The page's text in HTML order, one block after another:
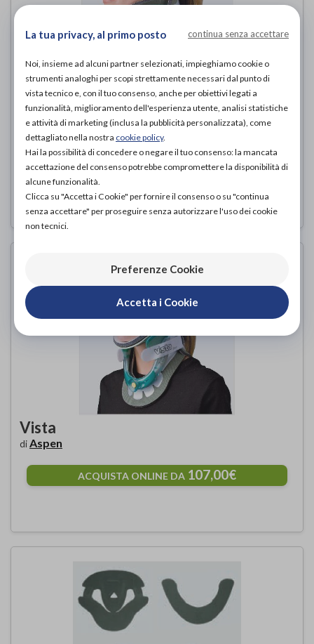
Vista TX
diAspen
ACQUISTA ONLINE DA115,00€
Vista
diAspen
ACQUISTA ONLINE DA 107,00€
La tua privacy, al primo posto continua senza accettare
Noi, insieme ad alcuni partner selezionati, impieghiamo cookie o
strumenti analoghi per scopi strettamente necessari dal punto di
vista tecnico e, con il tuo consenso, anche per obiettivi legati a
funzionalità, miglioramento dell'esperienza utente, analisi statistiche
e attività di marketing (inclusa la pubblicità personalizzata), come
dettagliato nella nostra cookie policy.
Hai la possibilità di concedere o negare il tuo consenso: la mancata
accettazione del consenso potrebbe compromettere la disponibilità di
alcune funzionalità.
Clicca su "Accetta i Cookie" per fornire il consenso o su "continua
senza accettare" per proseguire senza autorizzare l'uso dei cookie
non tecnici.
Preferenze Cookie
Accetta i Cookie